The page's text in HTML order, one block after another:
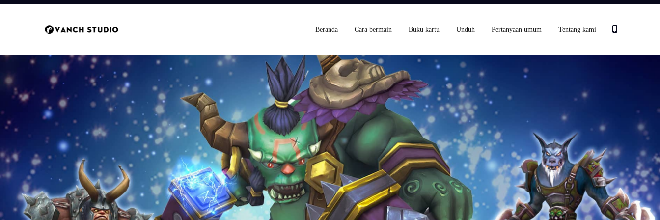
Beranda Cara bermain Buku kartu Unduh Pertanyaan umum Tentang kami